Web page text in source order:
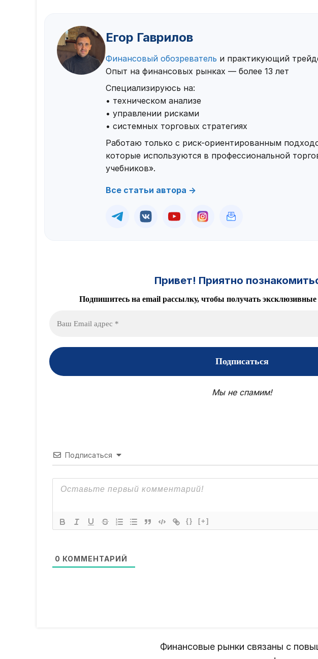
Егор Гаврилов
Финансовый обозреватель и практикующий
Опыт на финансовых рынках — более 13 лет
Специализируюсь на:
• техническом анализе
• управлении рисками
• системных торговых стратегиях
Работаю только с риск-ориентированным
которые используются в профессиональной
учебников».
Все статьи автора →
Привет! Приятно
Подпишитесь на email рассылку, чтобы получать эксклюзивные
Мы не спамим!
Подписаться
{} [+]
0 КОММЕНТАРИЙ
Финансовые рынки связаны с